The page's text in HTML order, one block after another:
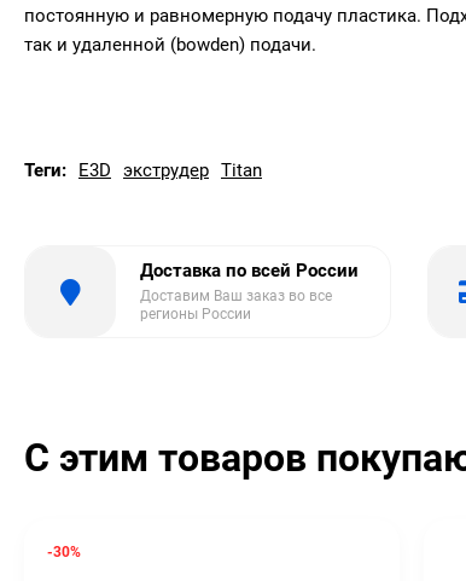
постоянную и равномерную подачу пластика.
так и удаленной (bowden) подачи.
Теги: E3D экструдер Titan
Доставка по всей России
Доставим Ваш заказ во все
регионы России
С этим товаров
-30%